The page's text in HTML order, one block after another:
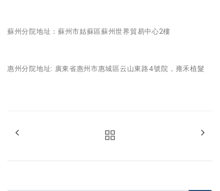
蘇州分院地址：蘇州市姑蘇區蘇州世界貿易中心2樓
惠州分院地址: 廣東省惠州市惠城區云山東路4號院，雍禾植髮